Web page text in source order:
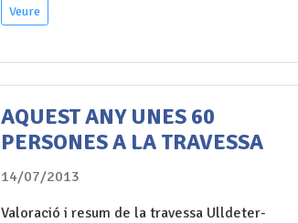
Veure
AQUEST ANY UNES 60
PERSONES A LA TRAVESSA
14/07/2013
Valoració i resum de la travessa Ulldeter-